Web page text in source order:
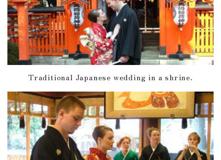
Traditional Japanese wedding in a shrine.